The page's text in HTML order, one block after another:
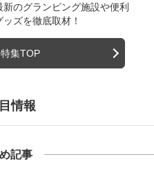
新のグランピング施設や便利
ッズを徹底取材！
集TOP
情報
記事